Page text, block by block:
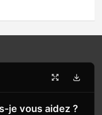
je vous aidez ?